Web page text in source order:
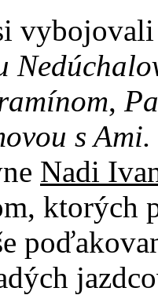
,
s Ami.
Nadi
ktorých